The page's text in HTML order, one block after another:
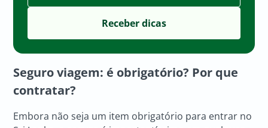
Seguro viagem: é obrigatório? Por que
contratar?
Embora não seja um item obrigatório para entrar no